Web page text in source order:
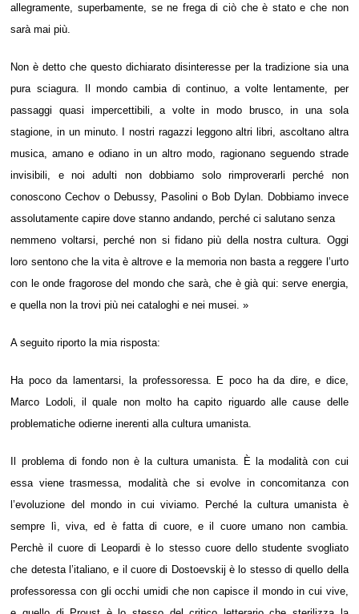
allegramente, superbamente, se ne frega di ciò che è stato e che non
sarà mai più.
Non è detto che questo dichiarato disinteresse per la tradizione sia una
pura sciagura. Il mondo cambia di continuo, a volte lentamente, per
passaggi quasi impercettibili, a volte in modo brusco, in una sola
stagione, in un minuto. I nostri ragazzi leggono altri libri, ascoltano altra
musica, amano e odiano in un altro modo, ragionano seguendo strade
invisibili, e noi adulti non dobbiamo solo rimproverarli perché non
conoscono Cechov o Debussy, Pasolini o Bob Dylan. Dobbiamo invece
assolutamente capire dove stanno andando, perché ci salutano senza
nemmeno voltarsi, perché non si fidano più della nostra cultura. Oggi
loro sentono che la vita è altrove e la memoria non basta a reggere l’urto
con le onde fragorose del mondo che sarà, che è già qui: serve energia,
e quella non la trovi più nei cataloghi e nei musei. »
A seguito riporto la mia risposta:
Ha poco da lamentarsi, la professoressa. E poco ha da dire, e dice,
Marco Lodoli, il quale non molto ha capito riguardo alle cause delle
problematiche odierne inerenti alla cultura umanista.
Il problema di fondo non è la cultura umanista. È la modalità con cui
essa viene trasmessa, modalità che si evolve in concomitanza con
l’evoluzione del mondo in cui viviamo. Perché la cultura umanista è
sempre lì, viva, ed è fatta di cuore, e il cuore umano non cambia.
Perchè il cuore di Leopardi è lo stesso cuore dello studente svogliato
che detesta l’italiano, e il cuore di Dostoevskij è lo stesso di quello della
professoressa con gli occhi umidi che non capisce il mondo in cui vive,